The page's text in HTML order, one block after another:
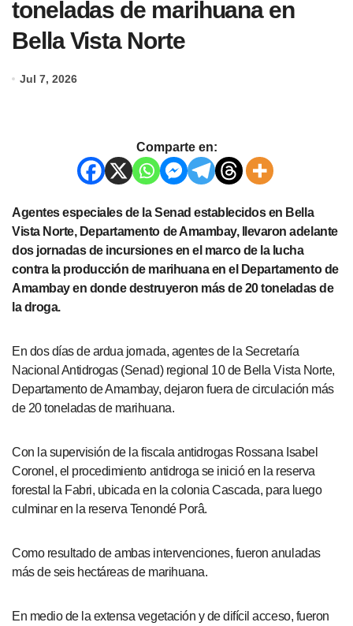
toneladas de marihuana en
Bella Vista Norte
Jul 7, 2026
Comparte en:
Agentes especiales de la Senad establecidos en Bella
Vista Norte, Departamento de Amambay, llevaron adelante
dos jornadas de incursiones en el marco de la lucha
contra la producción de marihuana en el Departamento de
Amambay en donde destruyeron más de 20 toneladas de
la droga.
En dos días de ardua jornada, agentes de la Secretaría
Nacional Antidrogas (Senad) regional 10 de Bella Vista Norte,
Departamento de Amambay, dejaron fuera de circulación más
de 20 toneladas de marihuana.
Con la supervisión de la fiscala antidrogas Rossana Isabel
Coronel, el procedimiento antidroga se inició en la reserva
forestal la Fabri, ubicada en la colonia Cascada, para luego
culminar en la reserva Tenondé Porâ.
Como resultado de ambas intervenciones, fueron anuladas
más de seis hectáreas de marihuana.
En medio de la extensa vegetación y de difícil acceso, fueron